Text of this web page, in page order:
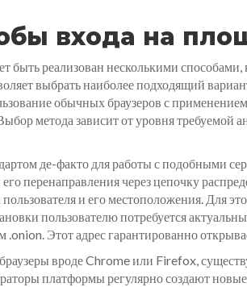
входа на
быть реализован несколькими
выбрать наиболее подходящий
обычных браузеров с
метода зависит от уровня
де-факто для работы с подобными
перенаправления через цепочку
и его местоположения. Для
пользователю потребуется
Этот адрес гарантированно
вроде Chrome или Firefox,
платформы регулярно создают новые